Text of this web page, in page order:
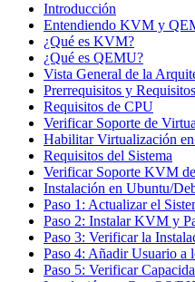
Introducción
Entendiendo KVM y
¿Qué es KVM?
¿Qué es QEMU?
Vista General de la
Prerrequisitos y
Requisitos de CPU
Verificar Soporte de
Habilitar Virtualización
Requisitos del Sistema
Verificar Soporte KVM
Instalación en Ubuntu/
Paso 1: Actualizar el
Paso 2: Instalar KVM y
Paso 3: Verificar la
Paso 4: Añadir Usuario a
Paso 5: Verificar